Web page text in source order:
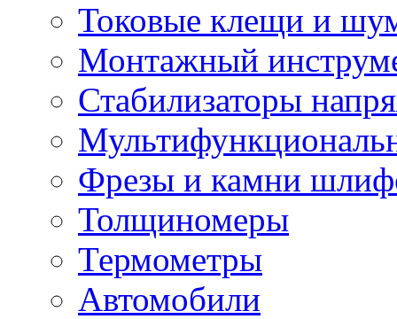
Токовые клещи и
Монтажный
Стабилизаторы
Фрезы и камни
Толщиномеры
Термометры
Автомобили